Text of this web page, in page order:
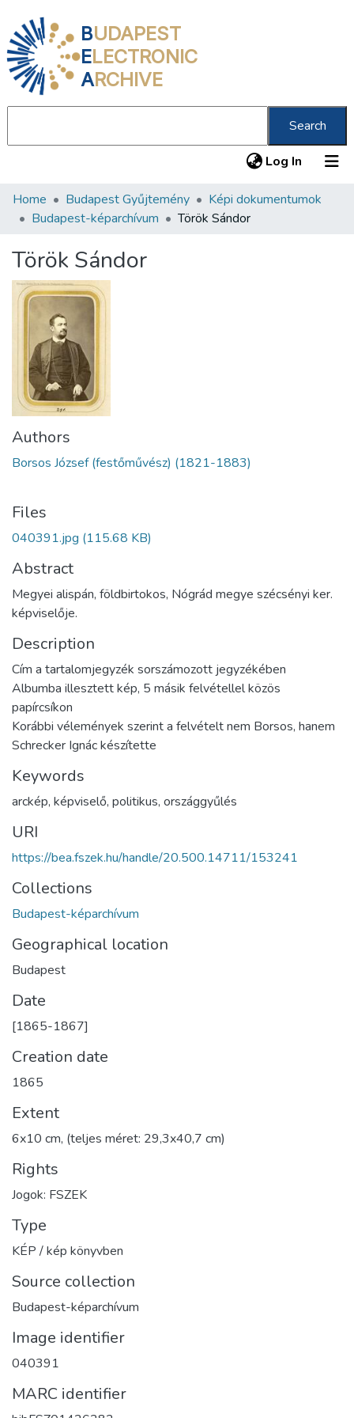
BUDAPEST
ELECTRONIC
ARCHIVE
Search
Log In (current)
Communities & Collections
Statistics
About us
Home Budapest Gyűjtemény
Képi dokumentumok
Budapest-képarchívum
Török Sándor
Török Sándor
Authors
Borsos József (festőművész) (1821-1883)
Files
040391.jpg (115.68 KB)
Abstract
Megyei alispán, földbirtokos, Nógrád megye szécsényi ker.
képviselője.
Description
Cím a tartalomjegyzék sorszámozott jegyzékében
Albumba illesztett kép, 5 másik felvétellel közös
papírcsíkon
Korábbi vélemények szerint a felvételt nem Borsos, hanem
Schrecker Ignác készítette
Keywords
arckép, képviselő, politikus, országgyűlés
URI
https://bea.fszek.hu/handle/20.500.14711/153241
Collections
Budapest-képarchívum
Geographical location
Budapest
Date
[1865-1867]
Creation date
1865
Extent
6x10 cm, (teljes méret: 29,3x40,7 cm)
Rights
Jogok: FSZEK
Type
KÉP / kép könyvben
Source collection
Budapest-képarchívum
Image identifier
040391
MARC identifier